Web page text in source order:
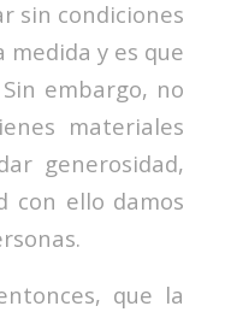
sin condiciones
y es que
embargo, no
materiales
generosidad,
con ello damos
que la